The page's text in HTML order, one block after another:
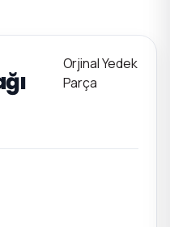
Orjinal Yedek
Parça